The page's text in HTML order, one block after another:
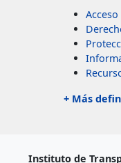
+ Más
Instituto de